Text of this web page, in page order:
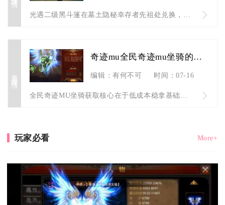
查看详情
奇迹mu全民奇迹mu坐骑的获取有什么技巧
编辑：有何不可 时间：07-16
全民奇迹MU坐骑获取核心在于低成本稳拿基础坐骑、高概率抽珍稀...
玩家必看 More+